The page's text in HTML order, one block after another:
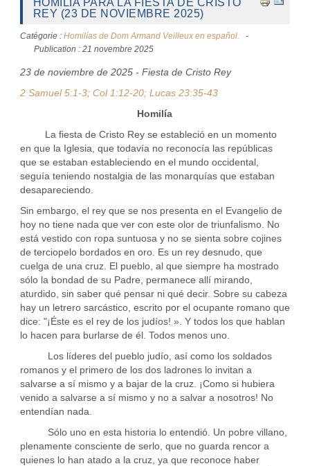
REY (23 DE NOVIEMBRE 2025)
Catégorie : Homilías de Dom Armand Veilleux en español.
Publication : 21 novembre 2025
23 de noviembre de 2025 - Fiesta de Cristo Rey
2 Samuel 5:1-3; Col 1:12-20; Lucas 23:35-43
Homilía
La fiesta de Cristo Rey se estableció en un momento
en que la Iglesia, que todavía no reconocía las repúblicas
que se estaban estableciendo en el mundo occidental,
seguía teniendo nostalgia de las monarquías que estaban
desapareciendo.
Sin embargo, el rey que se nos presenta en el Evangelio de
hoy no tiene nada que ver con este olor de triunfalismo. No
está vestido con ropa suntuosa y no se sienta sobre cojines
de terciopelo bordados en oro. Es un rey desnudo, que
cuelga de una cruz. El pueblo, al que siempre ha mostrado
sólo la bondad de su Padre, permanece allí mirando,
aturdido, sin saber qué pensar ni qué decir. Sobre su cabeza
hay un letrero sarcástico, escrito por el ocupante romano que
dice: "¡Éste es el rey de los judíos! ». Y todos los que hablan
lo hacen para burlarse de él. Todos menos uno.
Los líderes del pueblo judío, así como los soldados
romanos y el primero de los dos ladrones lo invitan a
salvarse a sí mismo y a bajar de la cruz. ¡Como si hubiera
venido a salvarse a sí mismo y no a salvar a nosotros! No
entendían nada.
Sólo uno en esta historia lo entendió. Un pobre villano,
plenamente consciente de serlo, que no guarda rencor a
quienes lo han atado a la cruz, ya que reconoce haber